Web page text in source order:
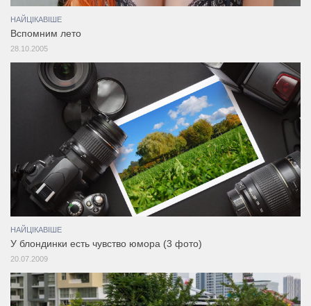
НАЙЦІКАВІШЕ
Вспомним лето
28.10.2005
НАЙЦІКАВІШЕ
У блондинки есть чувство юмора (3 фото)
20.07.2009